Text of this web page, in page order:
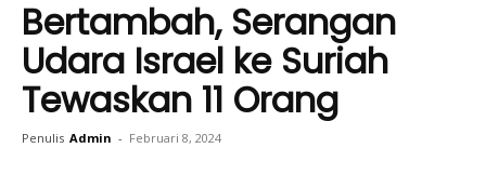
Bertambah, Serangan
Udara Israel ke Suriah
Tewaskan 11 Orang
Penulis Admin - Februari 8, 2024